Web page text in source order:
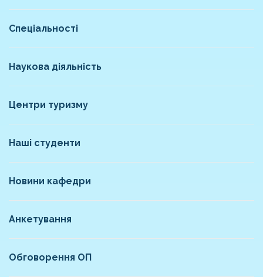
Спеціальності
Наукова діяльність
Центри туризму
Наші студенти
Новини кафедри
Анкетування
Обговорення ОП